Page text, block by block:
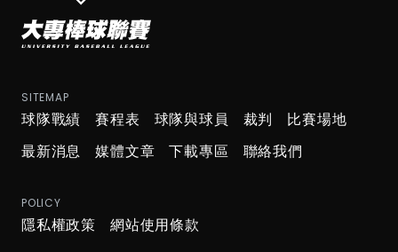
SITEMAP
球隊戰績 賽程表 球隊與球員 裁判
比賽場地
最新消息
媒體文章 下載專區 聯絡我們
POLICY
隱私權政策 網站使用條款